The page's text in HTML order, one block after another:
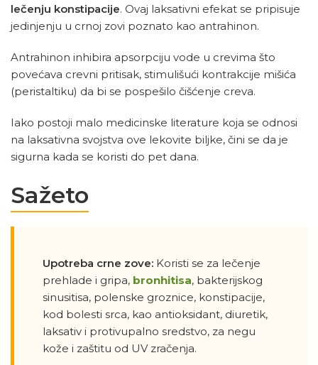
lečenju konstipacije. Ovaj laksativni efekat se pripisuje
jedinjenju u crnoj zovi poznato kao antrahinon.
Antrahinon inhibira apsorpciju vode u crevima što
povećava crevni pritisak, stimulišući kontrakcije mišića
(peristaltiku) da bi se pospešilo čišćenje creva.
Iako postoji malo medicinske literature koja se odnosi
na laksativna svojstva ove lekovite biljke, čini se da je
sigurna kada se koristi do pet dana.
Sažeto
Upotreba crne zove: Koristi se za lečenje
prehlade i gripa, bronhitisa, bakterijskog
sinusitisa, polenske groznice, konstipacije,
kod bolesti srca, kao antioksidant, diuretik,
laksativ i protivupalno sredstvo, za negu
kože i zaštitu od UV zračenja.